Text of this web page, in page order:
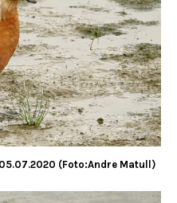
(Foto:Andre Matull)